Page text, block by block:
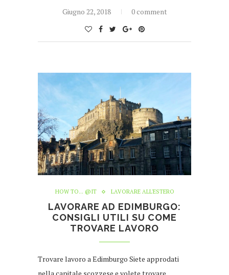
Giugno 22, 2018 0 comment
HOW TO... @IT LAVORARE ALL'ESTERO
LAVORARE AD EDIMBURGO:
CONSIGLI UTILI SU COME
TROVARE LAVORO
Trovare lavoro a Edimburgo Siete approdati